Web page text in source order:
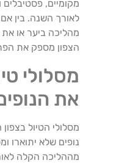
מקומיים,
לאורך השנה. בין
מהליכה ביער או
הצפון מספק את
מסלולי
את
מסלולי הטיול
נופים שלא יתוארו
מההליכה הקלה